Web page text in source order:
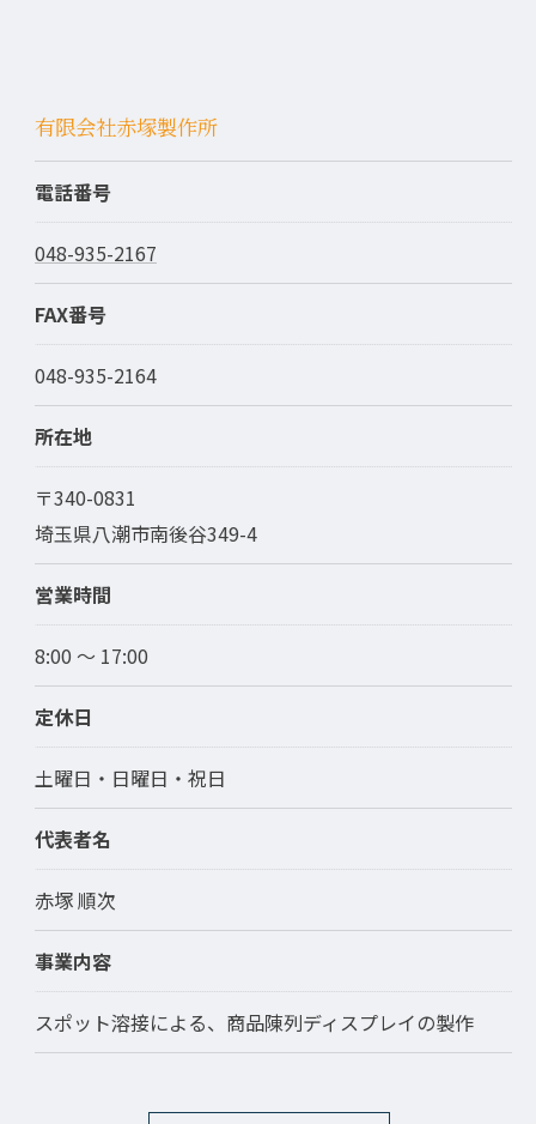
有限会社赤塚製作所
電話番号
048-935-2167
FAX番号
048-935-2164
所在地
〒340-0831
埼玉県八潮市南後谷349-4
営業時間
8:00 〜 17:00
定休日
土曜日・日曜日・祝日
代表者名
赤塚 順次
事業内容
スポット溶接による、商品陳列ディスプレイの製作